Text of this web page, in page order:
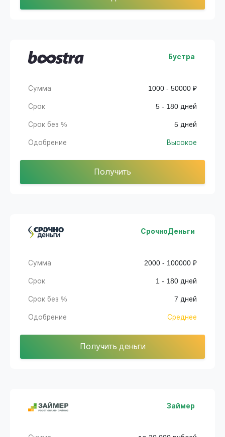
Бустра
Сумма 1000 - 50000 ₽
Срок 5 - 180 дней
Срок без % 5 дней
Одобрение Высокое
Получить
СрочноДеньги
Сумма 2000 - 100000 ₽
Срок 1 - 180 дней
Срок без % 7 дней
Одобрение Среднее
Получить деньги
Займер